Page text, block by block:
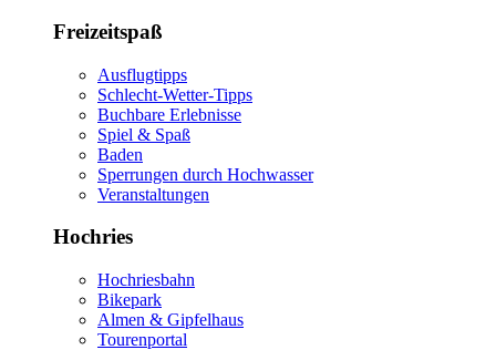
Freizeitspaß
Ausflugtipps
Schlecht-Wetter-Tipps
Buchbare Erlebnisse
Spiel & Spaß
Baden
Sperrungen durch Hochwasser
Veranstaltungen
Hochries
Hochriesbahn
Bikepark
Almen & Gipfelhaus
Tourenportal